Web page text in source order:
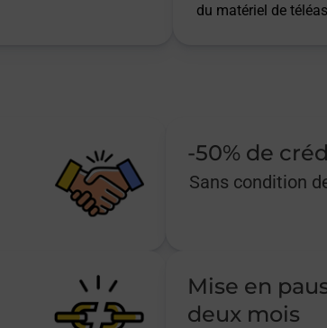
du matériel de
-50% de
Sans condition
Mise en
deux mois